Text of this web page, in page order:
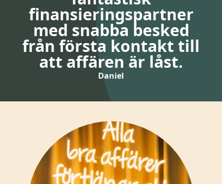
finansieringspartner
med snabba besked
från första kontakt till
att affären är låst.
Daniel